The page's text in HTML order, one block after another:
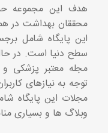
هدف این مجموعه
محققان بهداشت در
این پایگاه شامل
مجله معتبر پزشکی
توجه به نیازهای
مجلات این پایگاه
وبلاگ ها و بسیاری